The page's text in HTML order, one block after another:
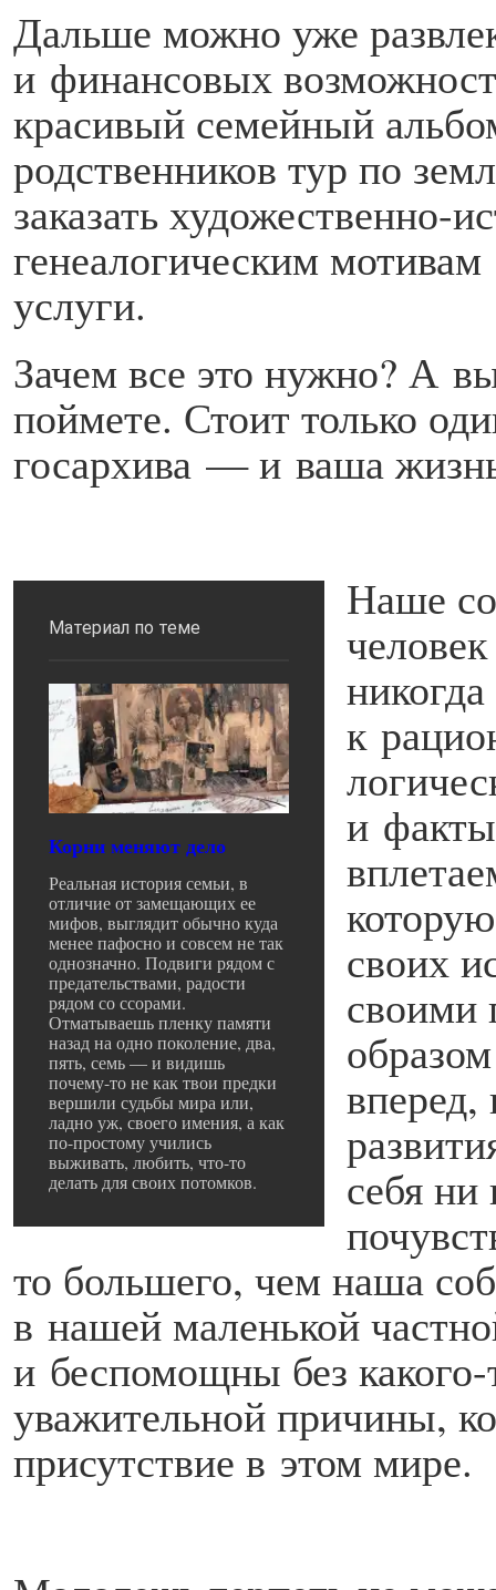
Дальше можно уже
и финансовых
красивый семейный
родственников тур по
заказать художественно-
генеалогическим
услуги.
Зачем все это нужно? А
поймете. Стоит только
госархива — и ваша
Материал по теме
Корни меняют дело
Реальная история семьи, в
отличие от замещающих ее
мифов, выглядит обычно куда
менее пафосно и совсем не так
однозначно. Подвиги рядом с
предательствами, радости
рядом со ссорами.
Отматываешь пленку памяти
назад на одно поколение, два,
пять, семь — и видишь
почему-то не как твои предки
вершили судьбы мира или,
ладно уж, своего имения, а как
по-простому учились
выживать, любить, что-то
делать для своих потомков.
Наше
к
и
своих
своими
себя ни
то большего, чем наша
в нашей маленькой
и беспомощны без
уважительной причины,
присутствие в этом мире.